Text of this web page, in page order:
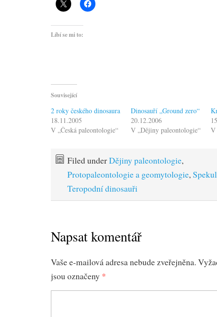
Líbí se mi to:
Související
2 roky českého dinosaura
18.11.2005
V „Česká paleontologie“
Dinosauří „Ground zero“
20.12.2006
V „Dějiny paleontologie“
V
Filed underDějiny paleontologie,
Protopaleontologie a geomytologie,
Teropodní dinosauři
Napsat komentář
Vaše e-mailová adresa nebude zveřejněna.
jsou označeny *